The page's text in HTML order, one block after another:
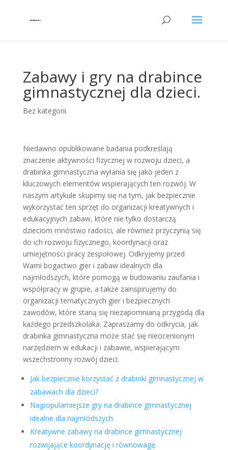
Zabawy i gry na drabince
gimnastycznej dla dzieci.
Bez kategorii
Niedawno opublikowane badania podkreślają
znaczenie aktywności fizycznej w rozwoju dzieci, a
drabinka gimnastyczna wyłania się jako jeden z
kluczowych elementów wspierających ten rozwój. W
naszym artykule skupimy się na tym, jak bezpiecznie
wykorzystać ten sprzęt do organizacji kreatywnych i
edukacyjnych zabaw, które nie tylko dostarczą
dzieciom mnóstwo radości, ale również przyczynią się
do ich rozwoju fizycznego, koordynacji oraz
umiejętności pracy zespołowej. Odkryjemy przed
Wami bogactwo gier i zabaw idealnych dla
najmłodszych, które pomogą w budowaniu zaufania i
współpracy w grupie, a także zainspirujemy do
organizacji tematycznych gier i bezpiecznych
zawodów, które staną się niezapomnianą przygodą dla
każdego przedszkolaka. Zapraszamy do odkrycia, jak
drabinka gimnastyczna może stać się nieocenionym
narzędziem w edukacji i zabawie, wspierającym
wszechstronny rozwój dzieci.
Jak bezpiecznie korzystać z drabinki gimnastycznej w
zabawach dla dzieci?
Najpopularniejsze gry na drabince gimnastycznej
idealne dla najmłodszych.
Kreatywne zabawy na drabince gimnastycznej
rozwijające koordynację i równowagę.